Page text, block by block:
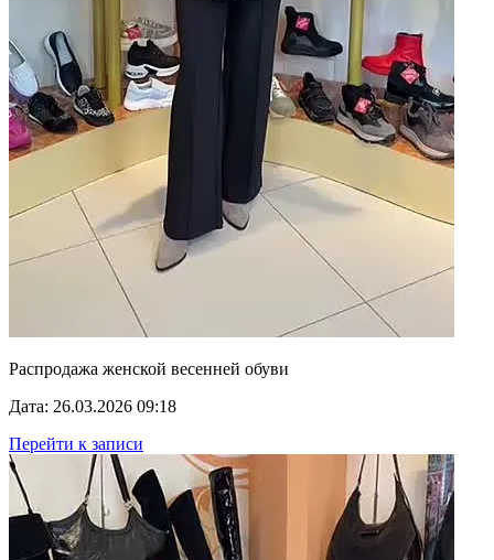
Распродажа женской весенней обуви
Дата: 26.03.2026 09:18
Перейти к записи